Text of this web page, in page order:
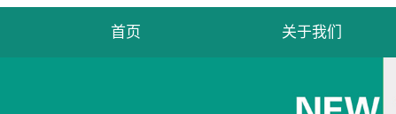
首页 关于我们